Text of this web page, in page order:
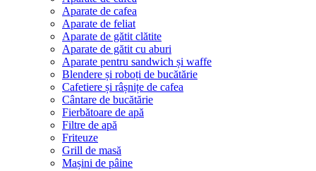
Aparate de cafea
Aparate de feliat
Aparate de gătit clătite
Aparate de gătit cu aburi
Aparate pentru sandwich și waffe
Blendere și roboți de bucătărie
Cafetiere și râșnițe de cafea
Cântare de bucătărie
Fierbătoare de apă
Filtre de apă
Friteuze
Grill de masă
Mașini de pâine